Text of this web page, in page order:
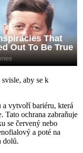
aby se k
a vytvoří bariéru, která
ochrana zabraňuje
se červený nebo
a poté na
dolů.